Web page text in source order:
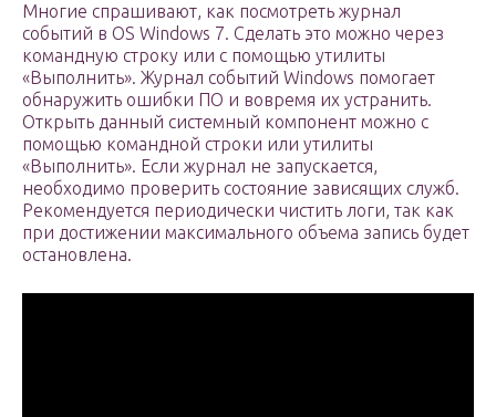
Многие спрашивают, как посмотреть журнал
событий в OS Windows 7. Сделать это можно через
командную строку или с помощью утилиты
«Выполнить». Журнал событий Windows помогает
обнаружить ошибки ПО и вовремя их устранить.
Открыть данный системный компонент можно с
помощью командной строки или утилиты
«Выполнить». Если журнал не запускается,
необходимо проверить состояние зависящих служб.
Рекомендуется периодически чистить логи, так как
при достижении максимального объема запись будет
остановлена.